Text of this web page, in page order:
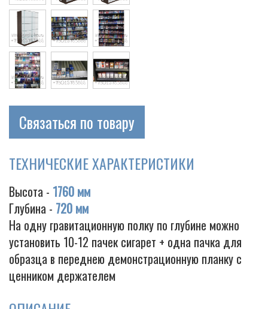
Связаться по товару
ТЕХНИЧЕСКИЕ ХАРАКТЕРИСТИКИ
Высота - 1760 мм
Глубина - 720 мм
На одну гравитационную полку по глубине можно
установить 10-12 пачек сигарет + одна пачка для
образца в переднею демонстрационную планку с
ценником держателем